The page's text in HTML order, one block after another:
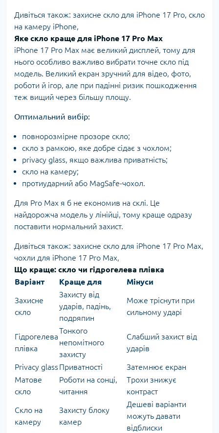
Дивіться також: захисне скло для iPhone 17 Pro, скло
на камеру iPhone,
Яке скло краще для iPhone 17 Pro Max
iPhone 17 Pro Max має великий дисплей, тому для
нього особливо важливо вибрати точне скло під
модель. Великий екран зручний для відео, фото,
роботи й ігор, але при падінні ризик пошкодження
теж вищий через більшу площу.
Оптимальний вибір:
повнорозмірне прозоре скло;
скло з рамкою, яке добре сідає з чохлом;
privacy glass, якщо важлива приватність;
скло на камеру;
протиударний або MagSafe-чохол.
Для Pro Max я б не економив на склі. Це
найдорожча модель у лінійці, тому краще одразу
поставити нормальний захист.
Дивіться також: захисне скло для iPhone 17 Pro Max,
чохли для iPhone 17 Pro Max,
Що краще: скло чи гідрогелева плівка
Варіант
Краще для Мінуси
Захисне
скло
Захисту від
ударів, падінь,
подряпин
Може тріснути при
сильному ударі
Гідрогелева
плівка
Тонкого
непомітного
захисту
Слабший захист від
ударів
Privacy glassПриватності
Затемнює екран
Матове
скло
Роботи на сонці,
читання
Трохи знижує
контраст
Скло на
камеру
Захисту блоку
камер
Дешеві варіанти
можуть давати
відблиски